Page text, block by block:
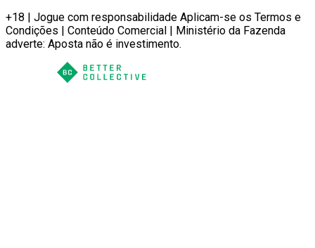
+18 | Jogue com responsabilidade Aplicam-se os Termos e
Condições | Conteúdo Comercial | Ministério da Fazenda
adverte: Aposta não é investimento.